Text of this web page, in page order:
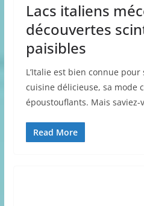
Lacs italiens
découvertes
paisibles
L’Italie est bien connue
cuisine délicieuse, sa mode
époustouflants. Mais saviez-
Read More